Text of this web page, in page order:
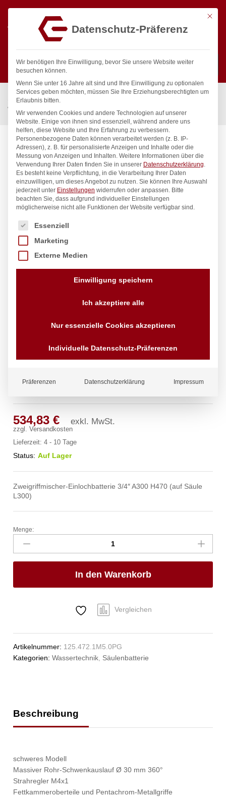
Suchen
Start / Gastronomiebedarf & Gastro Geräte für Profis
Wassertechnik
Säulenbatterie profi Säulenbatterie 3/4″
profi Säulenbatterie 3/4″
534,83€ exkl. MwSt.
zzgl.Versandkosten
Lieferzeit:4 - 10 Tage
Status: Auf Lager
Zweigriffmischer-Einlochbatterie 3/4″ A300 H470 (auf Säule
L300)
profi
Säulenbatterie
3/4"
Anzahl
Menge:
In den Warenkorb
Vergleichen
Artikelnummer: 125.472.1M5.0PG
Kategorien:Wassertechnik, Säulenbatterie
Beschreibung
schweres Modell
Massiver Rohr-Schwenkauslauf Ø 30 mm 360°
Strahregler M4x1
Fettkammeroberteile und Pentachrom-Metallgriffe
Mit
Datenschutz-Präferenz
Wir benötigen Ihre Einwilligung, bevor Sie unsere Website weiter
besuchen können.
Wenn Sie unter 16 Jahre alt sind und Ihre Einwilligung zu optionalen
Services geben möchten, müssen Sie Ihre Erziehungsberechtigten um
Erlaubnis bitten.
Wir verwenden Cookies und andere Technologien auf unserer
Website. Einige von ihnen sind essenziell, während andere uns
helfen, diese Website und Ihre Erfahrung zu verbessern.
Personenbezogene Daten können verarbeitet werden (z. B. IP-
Adressen), z. B. für personalisierte Anzeigen und Inhalte oder die
Messung von Anzeigen und Inhalten. Weitere Informationen über die
Verwendung Ihrer Daten finden Sie in unserer Datenschutzerklärung.
Es besteht keine Verpflichtung, in die Verarbeitung Ihrer Daten
einzuwilligen, um dieses Angebot zu nutzen. Sie können Ihre Auswahl
jederzeit unter Einstellungen widerrufen oder anpassen. Bitte
beachten Sie, dass aufgrund individueller Einstellungen
möglicherweise nicht alle Funktionen der Website verfügbar sind.
Es folgt eine Liste der Service-Gruppen, für die eine
Essenziell
Marketing
Externe Medien
Einwilligung speichern
Ich akzeptiere alle
Nur essenzielle Cookies akzeptieren
Individuelle Datenschutz-Präferenzen
Präferenzen Datenschutzerklärung Impressum